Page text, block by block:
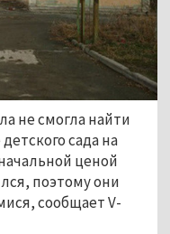
не смогла найти
сада на
ценой
поэтому они
сообщает V-